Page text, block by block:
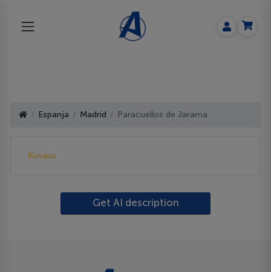
Espanja Madrid Paracuellos de Jarama
Kuvaus
Get AI description